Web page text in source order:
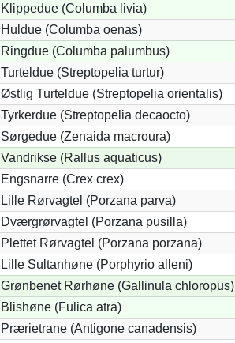
Klippedue (Columba livia)
Huldue (Columba oenas)
Ringdue (Columba palumbus)
Turteldue (Streptopelia turtur)
Østlig Turteldue (Streptopelia orientalis)
Tyrkerdue (Streptopelia decaocto)
Sørgedue (Zenaida macroura)
Vandrikse (Rallus aquaticus)
Engsnarre (Crex crex)
Lille Rørvagtel (Porzana parva)
Dværgrørvagtel (Porzana pusilla)
Plettet Rørvagtel (Porzana porzana)
Lille Sultanhøne (Porphyrio alleni)
Grønbenet Rørhøne (Gallinula chloropus)
Blishøne (Fulica atra)
Prærietrane (Antigone canadensis)